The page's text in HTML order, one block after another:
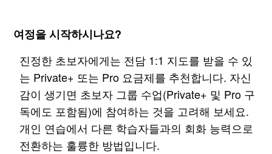
여정을 시작하시나요?
진정한 초보자에게는 전담 1:1 지도를 받을 수 있
는 Private+ 또는 Pro 요금제를 추천합니다. 자신
감이 생기면 초보자 그룹 수업(Private+ 및 Pro 구
독에도 포함됨)에 참여하는 것을 고려해 보세요.
개인 연습에서 다른 학습자들과의 회화 능력으로
전환하는 훌륭한 방법입니다.